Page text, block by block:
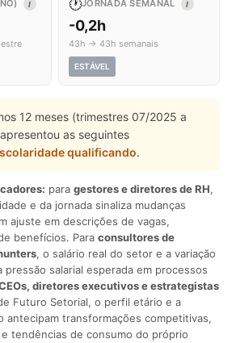
I 🕐JORNADA SEMANAL I
-0,2h
43h → 43h semanais
ESTÁVEL
12 meses (trimestres 07/2025 a
as seguintes
qualificando.
para gestores e diretores de RH,
e da jornada sinaliza mudanças
ajuste em descrições de vagas,
benefícios. Para consultores de
, o salário real do setor e a variação
pressão salarial esperada em processos
diretores executivos e estrategistas
Futuro Setorial, o perfil etário e a
antecipam transformações competitivas,
tendências de consumo do próprio